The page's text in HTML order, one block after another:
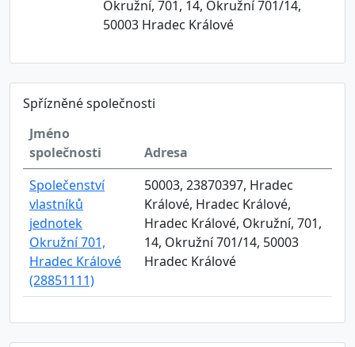
Okružní, 701, 14, Okružní 701/14,
50003 Hradec Králové
Spřízněné společnosti
Jméno
společnosti
Adresa
Společenství
vlastníků
jednotek
Okružní 701,
Hradec Králové
(28851111)
50003, 23870397, Hradec
Králové, Hradec Králové,
Hradec Králové, Okružní, 701,
14, Okružní 701/14, 50003
Hradec Králové